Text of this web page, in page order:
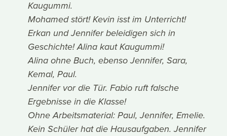
Kaugummi.
Mohamed stört! Kevin isst im Unterricht!
Erkan und Jennifer beleidigen sich in
Geschichte! Alina kaut Kaugummi!
Alina ohne Buch, ebenso Jennifer, Sara,
Kemal, Paul.
Jennifer vor die Tür. Fabio ruft falsche
Ergebnisse in die Klasse!
Ohne Arbeitsmaterial: Paul, Jennifer, Emelie.
Kein Schüler hat die Hausaufgaben. Jennifer